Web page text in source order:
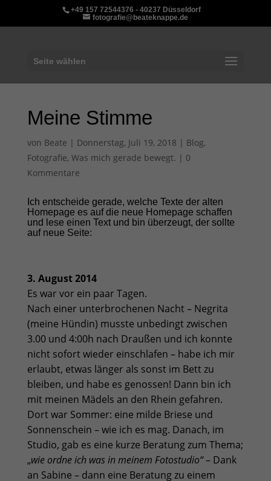
+49 157 72544376 - 40237 Düsseldorf
fotografie@beateknappe.de
Seite wählen
Meine Stimme
von Beate | Donnerstag, Juli 19, 2018 | Blog,
Fotografie, Was mich gerade bewegt. | 0
Kommentare
Ich entscheide gerade, welche Texte der alten
Homepage es auf die neue Homepage schaffen
und lese einen Text und bin überzeugt, der sollte
auf neue Seite:
3. August 2014
Es war vor ein paar Tagen.
Nach einer unterbrochenen Nacht – Negrita
(meine Hündin) musste unbedingt zwischen
3.00 und 4:00h nach Draußen und ich konnte
nicht sofort wieder einschlafen – habe ich mir
erlaubt, etwas länger als sonst im Bett zu
bleiben, und habe es genossen! Dann bin ich
mit meinen Mädels an den Rhein gefahren.
Dort war Sommer: eine milde Briese und
Sonnenschein – wie ich es mag. Danach, im
Studio, gab es eine kurze Beratung zum Thema;
„wie ordne ich was in meinem Fotostudio“– Dank
an Sabine – dann eine Beratung zu einem